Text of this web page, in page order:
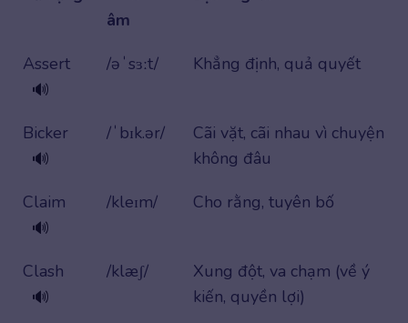
âm
Assert
🔊
/əˈsɜːt/ Khẳng định, quả quyết
Bicker
🔊
/ˈbɪk.ər/
Cãi vặt, cãi nhau vì chuyện
không đâu
Claim
🔊
/kleɪm/ Cho rằng, tuyên bố
Clash
🔊
/klæʃ/
Xung đột, va chạm (về ý
kiến, quyền lợi)